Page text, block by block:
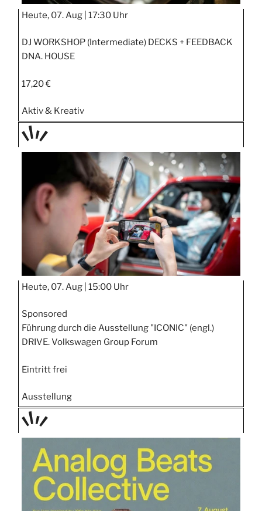
Heute, 07. Aug | 17:30 Uhr
DJ WORKSHOP (Intermediate) DECKS + FEEDBACK
DNA. HOUSE
17,20 €
Aktiv & Kreativ
TAGE
Heute, 07. Aug | 15:00 Uhr
Sponsored
Führung durch die Ausstellung "ICONIC" (engl.)
DRIVE. Volkswagen Group Forum
Eintritt frei
Ausstellung
TAGE
STIPP